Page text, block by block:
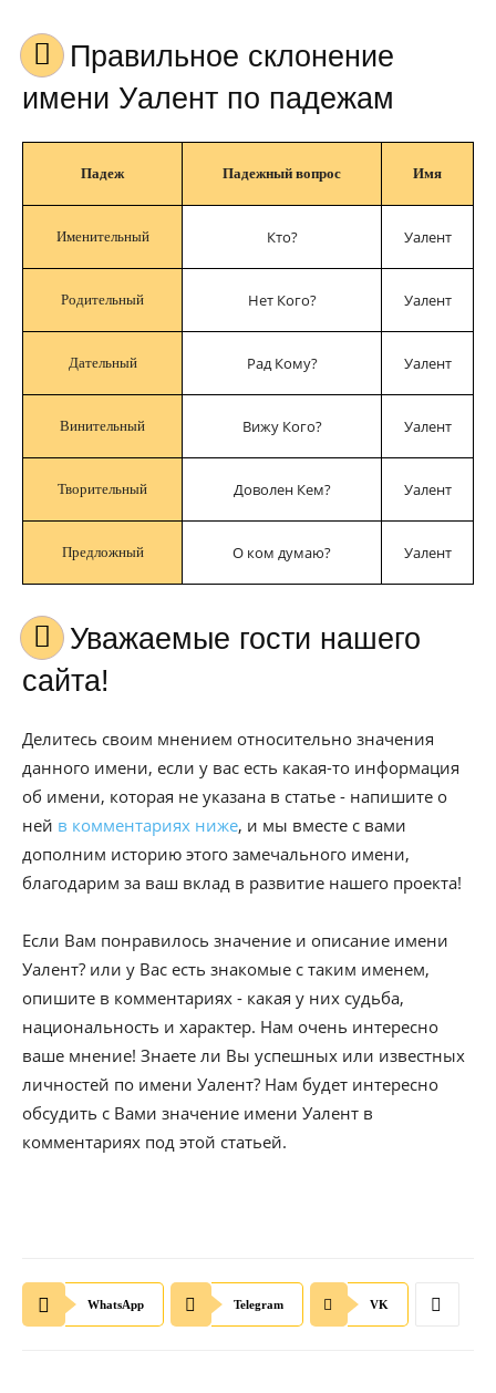
Правильное склонение
имени Уалент по падежам
Падеж Падежный вопрос Имя
Именительный Кто? Уалент
Родительный Нет Кого? Уалент
Дательный Рад Кому? Уалент
Винительный Вижу Кого? Уалент
Творительный Доволен Кем? Уалент
Предложный О ком думаю? Уалент
Уважаемые гости нашего
сайта!
Делитесь своим мнением относительно значения
данного имени, если у вас есть какая-то информация
об имени, которая не указана в статье - напишите о
ней в комментариях ниже, и мы вместе с вами
дополним историю этого замечального имени,
благодарим за ваш вклад в развитие нашего проекта!
Если Вам понравилось значение и описание имени
Уалент? или у Вас есть знакомые с таким именем,
опишите в комментариях - какая у них судьба,
национальность и характер. Нам очень интересно
ваше мнение! Знаете ли Вы успешных или известных
личностей по имени Уалент? Нам будет интересно
обсудить с Вами значение имени Уалент в
комментариях под этой статьей.
WhatsApp Telegram VK